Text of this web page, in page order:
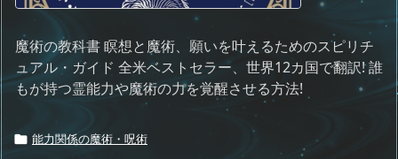
魔術の教科書 瞑想と魔術、願いを叶えるためのスピリチ
ュアル・ガイド 全米ベストセラー、世界12カ国で翻訳! 誰
もが持つ霊能力や魔術の力を覚醒させる方法!
 能力関係の魔術・呪術